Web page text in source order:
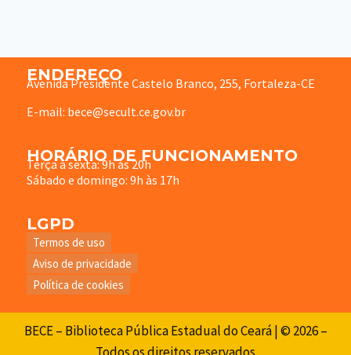
ENDEREÇO
Avenida Presidente Castelo Branco, 255, Fortaleza-CE
E-mail: bece@secult.ce.gov.br
HORÁRIO DE FUNCIONAMENTO
Terça à sexta: 9h às 20h
Sábado e domingo: 9h às 17h
LGPD
Termos de uso
Aviso de privacidade
Política de cookies
BECE – Biblioteca Pública Estadual do Ceará | © 2026 –